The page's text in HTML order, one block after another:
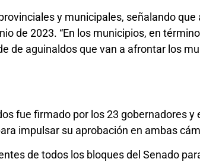
y municipales, señalando que
de 2023. “En los municipios, en
de aguinaldos que van a afrontar los
fue firmado por los 23 gobernadores y
impulsar su aprobación en ambas
de todos los bloques del Senado